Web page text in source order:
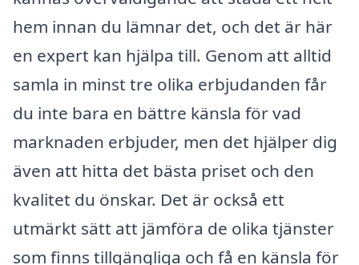
hem innan du lämnar det, och det är här
en expert kan hjälpa till. Genom att alltid
samla in minst tre olika erbjudanden får
du inte bara en bättre känsla för vad
marknaden erbjuder, men det hjälper dig
även att hitta det bästa priset och den
kvalitet du önskar. Det är också ett
utmärkt sätt att jämföra de olika tjänster
som finns tillgängliga och få en känsla för